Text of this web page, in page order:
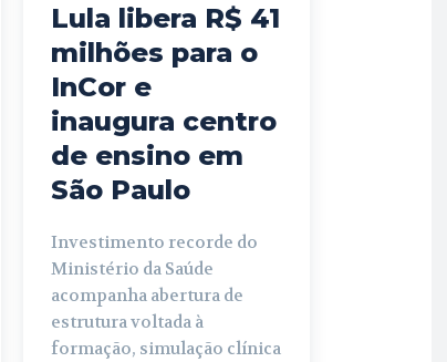
Lula libera R$ 41
milhões para o
InCor e
inaugura centro
de ensino em
São Paulo
Investimento recorde do
Ministério da Saúde
acompanha abertura de
estrutura voltada à
formação, simulação clínica